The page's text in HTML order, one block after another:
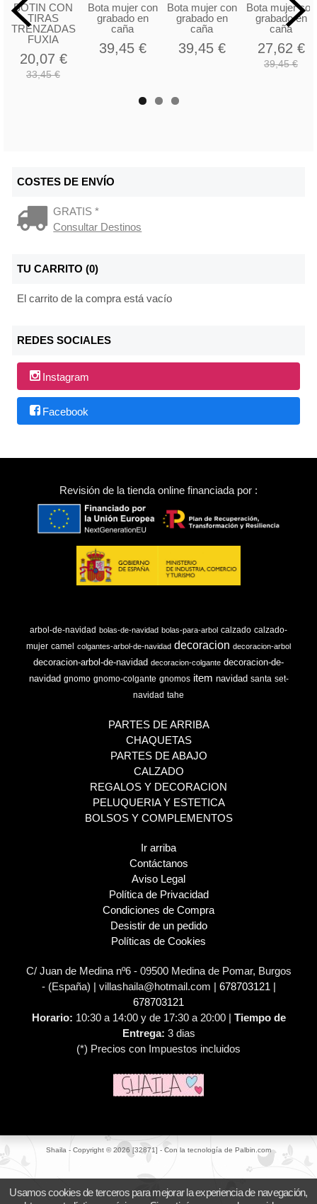
COSTES DE ENVÍO
GRATIS *
Consultar Destinos
TU CARRITO (0)
El carrito de la compra está vacío
REDES SOCIALES
Instagram
Facebook
BOTIN CON
TIRAS
TRENZADAS
FUXIA
20,07 €
33,45 €
Bota mujer con
grabado en
caña
39,45 €
Bota mujer con
grabado en
caña
39,45 €
Bota mujer con
grabado en
caña
27,62 €
39,45 €
Revisión de la tienda online financiada por :
arbol-de-navidad bolas-de-navidad bolas-para-arbol calzado calzado-
mujer camel colgantes-arbol-de-navidad decoracion decoracion-arbol
decoracion-arbol-de-navidad decoracion-colgante decoracion-de-
navidad gnomo gnomo-colgante gnomos item navidad santa set-
navidad tahe
PARTES DE ARRIBA
CHAQUETAS
PARTES DE ABAJO
CALZADO
REGALOS Y DECORACION
PELUQUERIA Y ESTETICA
BOLSOS Y COMPLEMENTOS
Ir arriba
Contáctanos
Aviso Legal
Política de Privacidad
Condiciones de Compra
Desistir de un pedido
Políticas de Cookies
C/ Juan de Medina nº6 - 09500 Medina de Pomar, Burgos
- (España) | villashaila@hotmail.com | 678703121 |
678703121
Horario: 10:30 a 14:00 y de 17:30 a 20:00 | Tiempo de
Entrega: 3 dias
(*) Precios con Impuestos incluidos
Shaila - Copyright © 2026 [32871] - Con la tecnología de Palbin.com
Usamos cookies de terceros para mejorar la experiencia de navegación,